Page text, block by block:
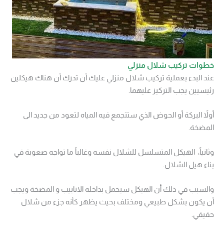
خطوات تركيب شلال منزلي
عند البدء بعملية تركيب شلال منزلي عليك أن تدرك أن هناك هيكلين
رئيسيين يجب التركيز عليهما.
أولاً البركة أو الحوض الذي ستتجمع فيه المياه لتعود من جديد الى
المضخة.
وثانياً، الهيكل المتسلسل للشلال نفسه وغالباً ما تواجه صعوبة في
بناء هيل الشلال.
والسبب في ذلك أن الهيكل سيحمل بداخله الانابيب و المضخة ويجب
أن يكون بشكل طبيعي ومختلف بحيث يظهر كأنه جزء من شلال
حقيقي.